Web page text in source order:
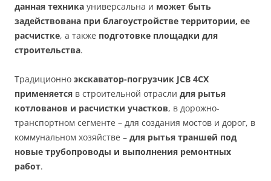
данная техника универсальна и может быть
задействована при благоустройстве территории, ее
расчистке, а также подготовке площадки для
строительства.
Традиционно экскаватор-погрузчик JCB 4CX
применяется в строительной отрасли для рытья
котлованов и расчистки участков, в дорожно-
транспортном сегменте – для создания мостов и дорог, в
коммунальном хозяйстве – для рытья траншей под
новые трубопроводы и выполнения ремонтных
работ.